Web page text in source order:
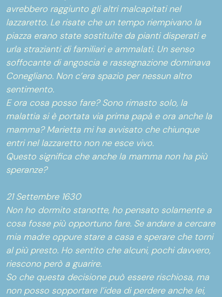
avrebbero raggiunto gli altri malcapitati nel
lazzaretto. Le risate che un tempo riempivano la
piazza erano state sostituite da pianti disperati e
urla strazianti di familiari e ammalati. Un senso
soffocante di angoscia e rassegnazione dominava
Conegliano. Non c’era spazio per nessun altro
sentimento.
E ora cosa posso fare? Sono rimasto solo, la
malattia si è portata via prima papà e ora anche la
mamma? Marietta mi ha avvisato che chiunque
entri nel lazzaretto non ne esce vivo.
Questo significa che anche la mamma non ha più
speranze?
21 Settembre 1630
Non ho dormito stanotte, ho pensato solamente a
cosa fosse più opportuno fare. Se andare a cercare
mia madre oppure stare a casa e sperare che torni
al più presto. Ho sentito che alcuni, pochi davvero,
riescono però a guarire.
So che questa decisione può essere rischiosa, ma
non posso sopportare l’idea di perdere anche lei,